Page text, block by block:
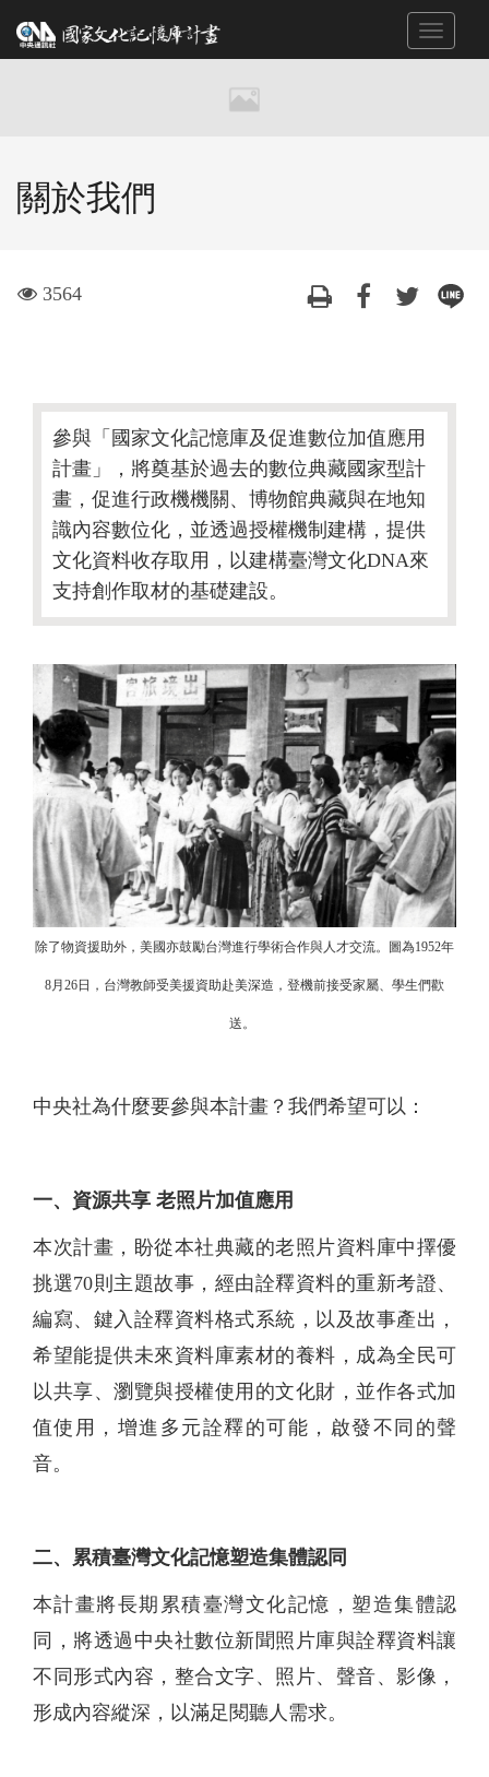
到
Toggle
關於我們
visit
3564
參與「國家文化記憶庫及促進數位加值應用
計畫」，將奠基於過去的數位典藏國家型計
畫，促進行政機機關、博物館典藏與在地知
識內容數位化，並透過授權機制建構，提供
文化資料收存取用，以建構臺灣文化DNA來
支持創作取材的基礎建設。
除了物資援助外，美國亦鼓勵台灣進行學術合作與人才交流。圖為1952年
8月26日，台灣教師受美援資助赴美深造，登機前接受家屬、學生們歡
送。
中央社為什麼要參與本計畫？我們希望可以：
一、資源共享 老照片加值應用
本次計畫，盼從本社典藏的老照片資料庫中擇優
挑選70則主題故事，經由詮釋資料的重新考證、
編寫、鍵入詮釋資料格式系統，以及故事產出，
希望能提供未來資料庫素材的養料，成為全民可
以共享、瀏覽與授權使用的文化財，並作各式加
值使用，增進多元詮釋的可能，啟發不同的聲
音。
二、累積臺灣文化記憶塑造集體認同
本計畫將長期累積臺灣文化記憶，塑造集體認
同，將透過中央社數位新聞照片庫與詮釋資料讓
不同形式內容，整合文字、照片、聲音、影像，
形成內容縱深，以滿足閱聽人需求。